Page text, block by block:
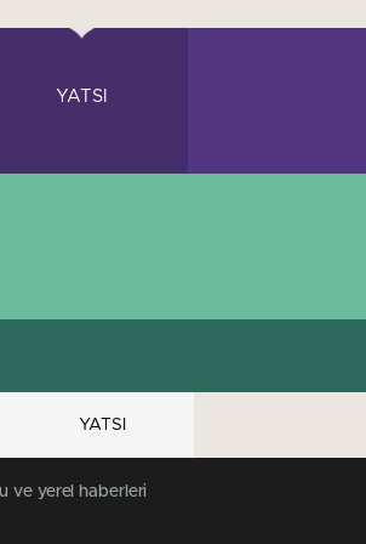
YATSI
YATSI
ve yerel haberleri